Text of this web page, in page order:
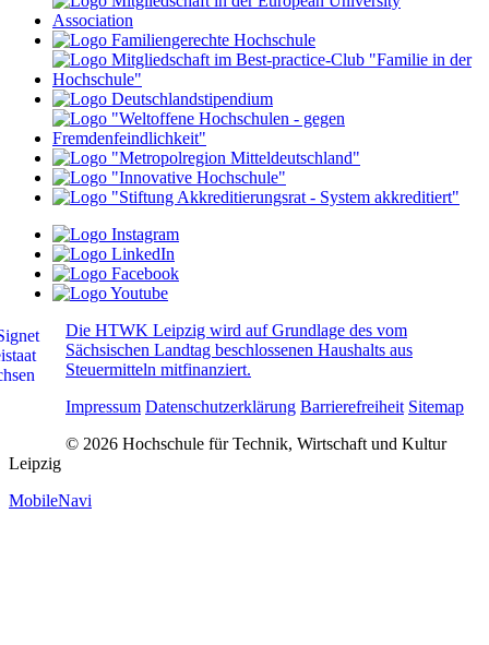
Die HTWK Leipzig wird auf Grundlage des vom
Sächsischen Landtag beschlossenen Haushalts aus
Steuermitteln mitfinanziert.
Impressum Datenschutzerklärung Barrierefreiheit Sitemap
© 2026 Hochschule für Technik, Wirtschaft und Kultur
Leipzig
MobileNavi